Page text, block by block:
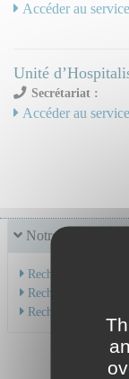
Notre offre de
Recherche par
Recherche par
Recherche par
Accéder au service
Unité
Secrétariat :
Accéder au service